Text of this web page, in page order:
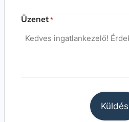
Üzenet *